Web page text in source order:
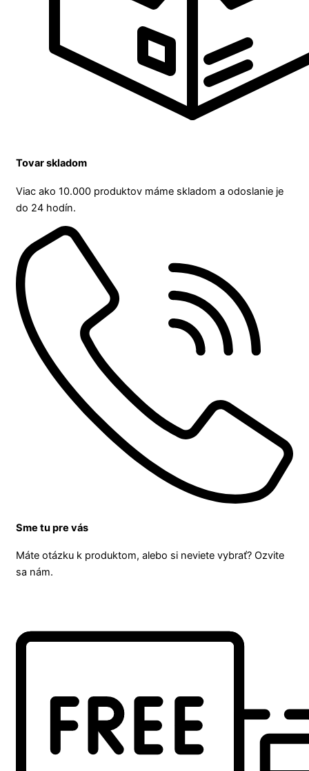
Tovar skladom
Viac ako 10.000 produktov máme skladom a odoslanie je
do 24 hodín.
Sme tu pre vás
Máte otázku k produktom, alebo si neviete vybrať? Ozvite
sa nám.